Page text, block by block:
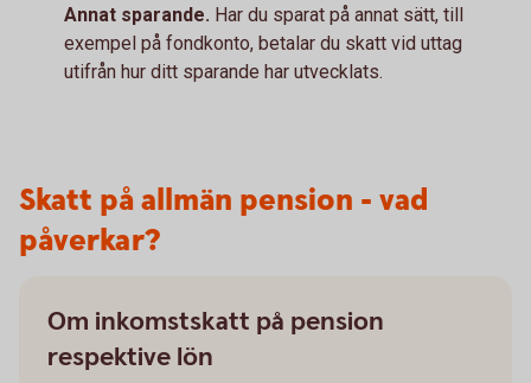
Annat sparande. Har du sparat på annat sätt, till
exempel på fondkonto, betalar du skatt vid uttag
utifrån hur ditt sparande har utvecklats.
Skatt på allmän pension - vad
påverkar?
Om inkomstskatt på pension
respektive lön